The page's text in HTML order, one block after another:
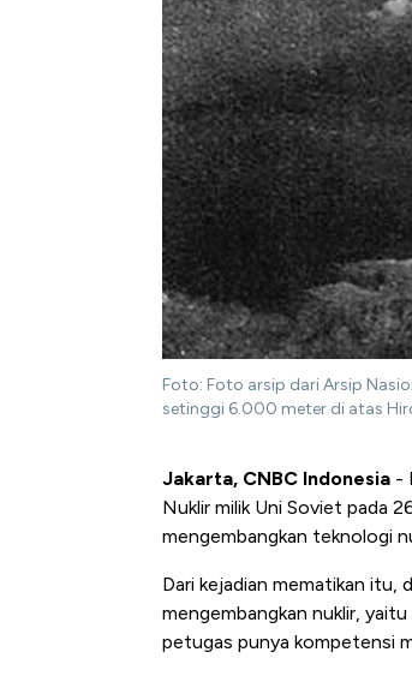
Foto: Foto arsip dari Arsip
setinggi 6.000 meter di atas
Jakarta, CNBC Indonesia -
Nuklir milik Uni Soviet pada
mengembangkan teknologi
Dari kejadian mematikan itu,
mengembangkan nuklir,
petugas punya kompetensi